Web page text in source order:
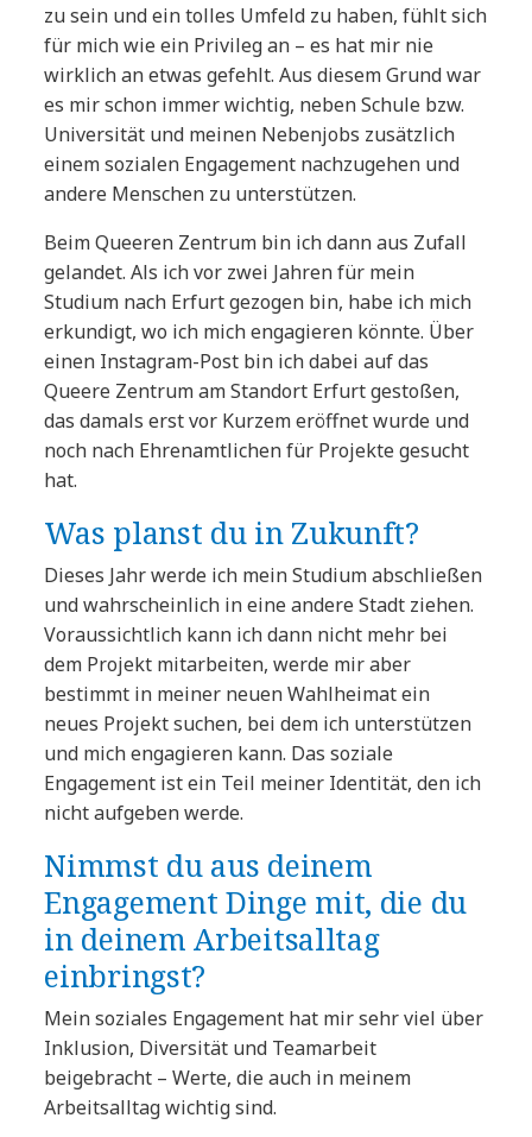
zu sein und ein tolles Umfeld zu haben, fühlt sich
für mich wie ein Privileg an – es hat mir nie
wirklich an etwas gefehlt. Aus diesem Grund war
es mir schon immer wichtig, neben Schule bzw.
Universität und meinen Nebenjobs zusätzlich
einem sozialen Engagement nachzugehen und
andere Menschen zu unterstützen.
Beim Queeren Zentrum bin ich dann aus Zufall
gelandet. Als ich vor zwei Jahren für mein
Studium nach Erfurt gezogen bin, habe ich mich
erkundigt, wo ich mich engagieren könnte. Über
einen Instagram-Post bin ich dabei auf das
Queere Zentrum am Standort Erfurt gestoßen,
das damals erst vor Kurzem eröffnet wurde und
noch nach Ehrenamtlichen für Projekte gesucht
hat.
Was planst du in Zukunft?
Dieses Jahr werde ich mein Studium abschließen
und wahrscheinlich in eine andere Stadt ziehen.
Voraussichtlich kann ich dann nicht mehr bei
dem Projekt mitarbeiten, werde mir aber
bestimmt in meiner neuen Wahlheimat ein
neues Projekt suchen, bei dem ich unterstützen
und mich engagieren kann. Das soziale
Engagement ist ein Teil meiner Identität, den ich
nicht aufgeben werde.
Nimmst du aus deinem
Engagement Dinge mit, die du
in deinem Arbeitsalltag
einbringst?
Mein soziales Engagement hat mir sehr viel über
Inklusion, Diversität und Teamarbeit
beigebracht – Werte, die auch in meinem
Arbeitsalltag wichtig sind.